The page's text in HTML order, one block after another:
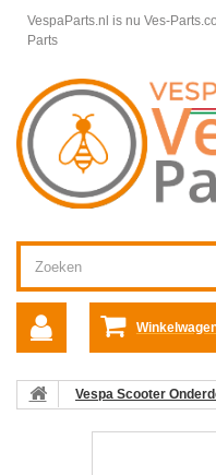
VespaParts.nl is nu Ves-
Parts
Vespa Scooter